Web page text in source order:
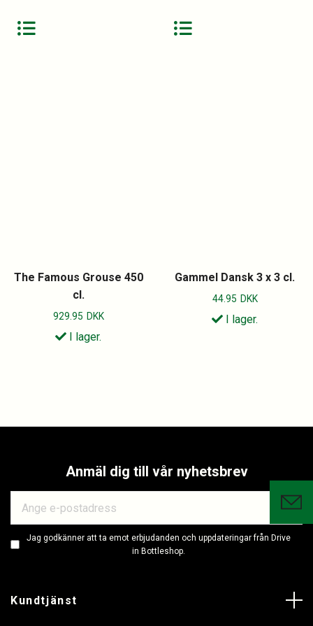
The Famous Grouse 450
cl.
929.95 DKK
I lager.
Gammel Dansk 3 x 3 cl.
44.95 DKK
I lager.
Anmäl dig till vår nyhetsbrev
Jag godkänner att ta emot erbjudanden och uppdateringar från Drive
in Bottleshop.
Kundtjänst